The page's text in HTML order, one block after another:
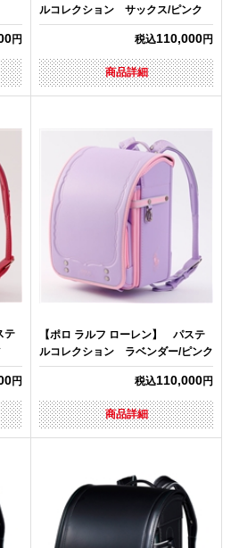
円
ルコレクション サックス/ピンク
税込110,000円
商品詳細
テ
円
【ポロ ラルフ ローレン】 パステ
ルコレクション ラベンダー/ピンク
税込110,000円
商品詳細